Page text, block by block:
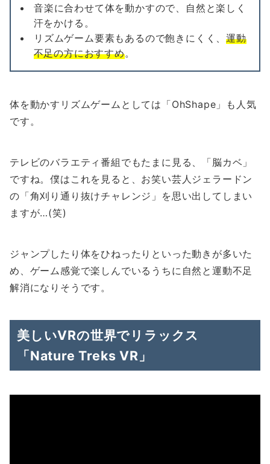
音楽に合わせて体を動かすので、自然と楽しく
汗をかける。
リズムゲーム要素もあるので飽きにくく、運動
不足の方におすすめ。
体を動かすリズムゲームとしては「OhShape」も人気
です。
テレビのバラエティ番組でもたまに見る、「脳カベ」
ですね。僕はこれを見ると、お笑い芸人ジェラードン
の「角刈り通り抜けチャレンジ」を思い出してしまい
ますが…(笑)
ジャンプしたり体をひねったりといった動きが多いた
め、ゲーム感覚で楽しんでいるうちに自然と運動不足
解消になりそうです。
美しいVRの世界でリラックス
「Nature Treks VR」